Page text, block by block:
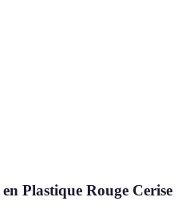
Plastique Rouge Cerise